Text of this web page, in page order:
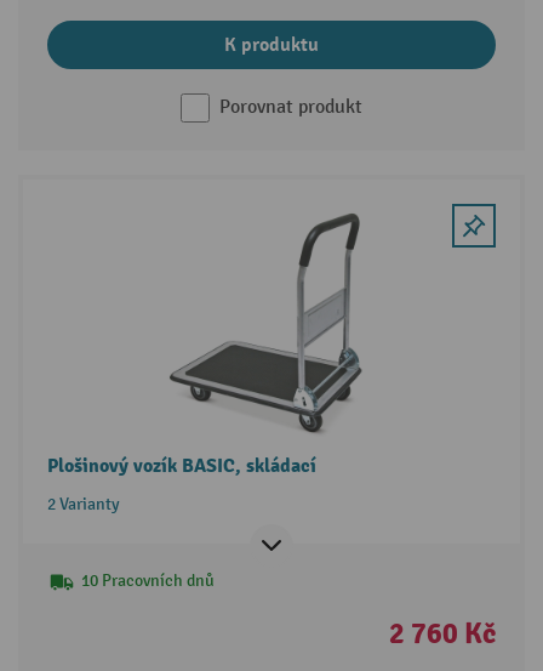
K produktu
Porovnat produkt
Plošinový vozík BASIC, skládací
2 Varianty
10 Pracovních dnů
2 760 Kč